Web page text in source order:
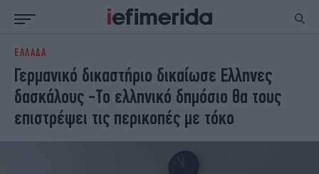
ΕΙΔΗΣΕΙΣ
NON PAPER
ΕΛΛΑΔΑ
ΟΙΚΟΝΟΜΙΑ
ΚΟΣΜΟΣ
ΠΟΛΙΤΙΣΜΟΣ
ΠΑΝΕΛΛΗΝΙΕΣ
ΣΠΟΡ
ΕΛΛΑΔΑ
Γερμανικό δικαστήριο δικαίωσε Ελληνες
δασκάλους -Το ελληνικό δημόσιο θα τους
επιστρέψει τις περικοπές με τόκο